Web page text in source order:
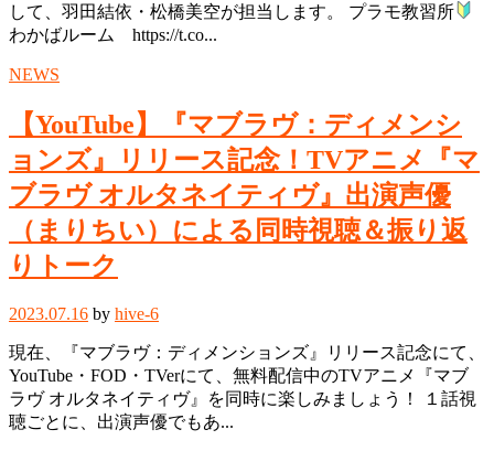
して、羽田結依・松橋美空が担当します。 プラモ教習所
わかばルーム https://t.co...
NEWS
【YouTube】『マブラヴ：ディメンシ
ョンズ』リリース記念！TVアニメ『マ
ブラヴ オルタネイティヴ』出演声優
（まりちい）による同時視聴＆振り返
りトーク
2023.07.16 by hive-6
現在、『マブラヴ：ディメンションズ』リリース記念にて、
YouTube・FOD・TVerにて、無料配信中のTVアニメ『マブ
ラヴ オルタネイティヴ』を同時に楽しみましょう！ １話視
聴ごとに、出演声優でもあ...